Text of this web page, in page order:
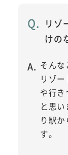
リゾ
けの
そんな
リゾ
や行
と思
り駅
す。